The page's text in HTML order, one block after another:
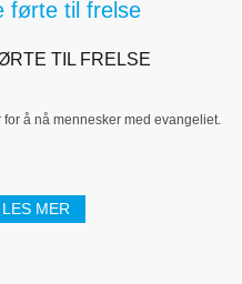
TIL FRELSE
å nå mennesker med evangeliet.
LES MER